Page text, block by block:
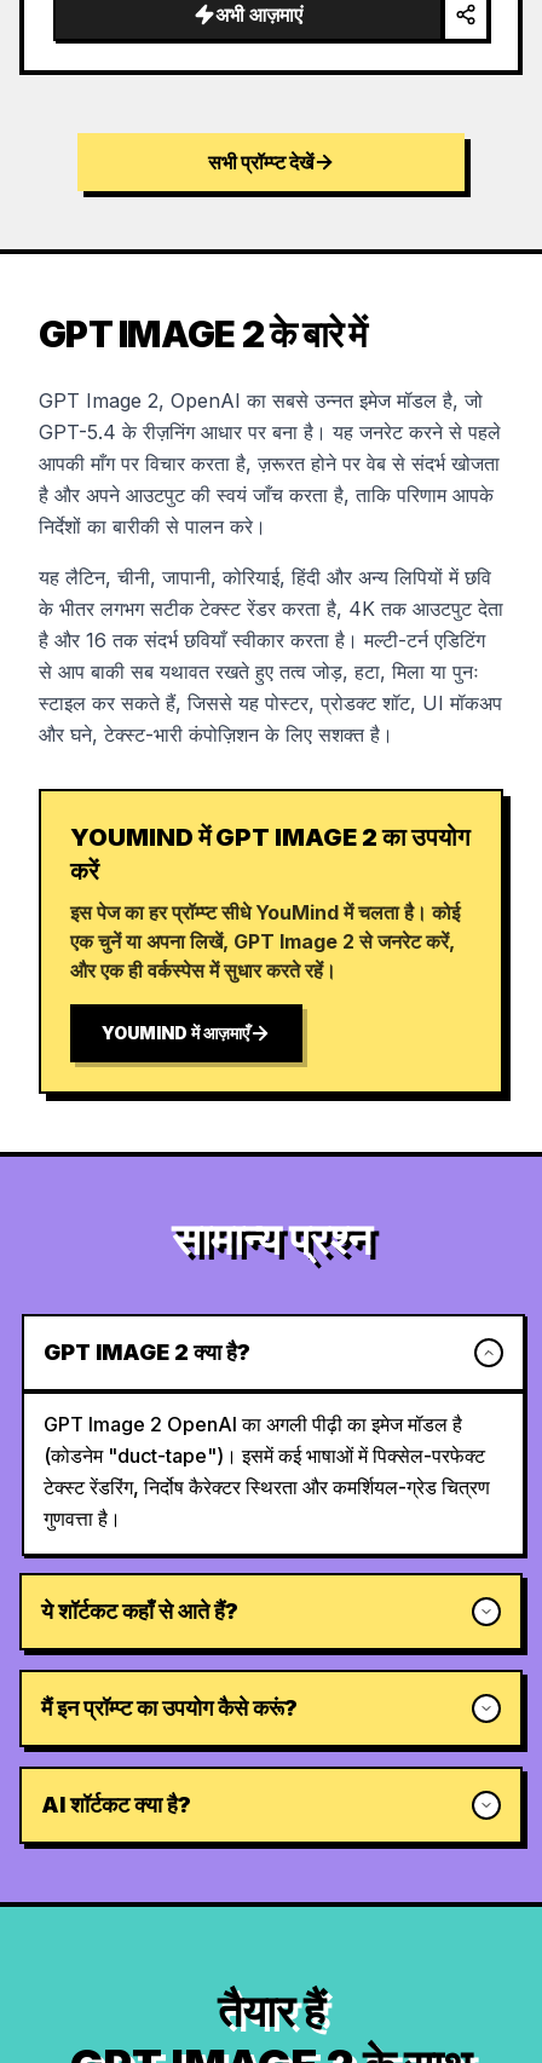
अभी आज़माएं
सभी प्रॉम्प्ट देखें
GPT IMAGE 2 के बारे में
GPT Image 2, OpenAI का सबसे उन्नत इमेज मॉडल है, जो
GPT-5.4 के रीज़निंग आधार पर बना है। यह जनरेट करने से पहले
आपकी माँग पर विचार करता है, ज़रूरत होने पर वेब से संदर्भ खोजता
है और अपने आउटपुट की स्वयं जाँच करता है, ताकि परिणाम आपके
निर्देशों का बारीकी से पालन करे।
यह लैटिन, चीनी, जापानी, कोरियाई, हिंदी और अन्य लिपियों में छवि
के भीतर लगभग सटीक टेक्स्ट रेंडर करता है, 4K तक आउटपुट देता
है और 16 तक संदर्भ छवियाँ स्वीकार करता है। मल्टी-टर्न एडिटिंग
से आप बाकी सब यथावत रखते हुए तत्व जोड़, हटा, मिला या पुनः
स्टाइल कर सकते हैं, जिससे यह पोस्टर, प्रोडक्ट शॉट, UI मॉकअप
और घने, टेक्स्ट-भारी कंपोज़िशन के लिए सशक्त है।
YOUMIND में GPT IMAGE 2 का उपयोग
करें
इस पेज का हर प्रॉम्प्ट सीधे YouMind में चलता है। कोई
एक चुनें या अपना लिखें, GPT Image 2 से जनरेट करें,
और एक ही वर्कस्पेस में सुधार करते रहें।
YOUMIND में आज़माएँ
सामान्य प्रश्न
GPT IMAGE 2 क्या है?
GPT Image 2 OpenAI का अगली पीढ़ी का इमेज मॉडल है
(कोडनेम "duct-tape")। इसमें कई भाषाओं में पिक्सेल-परफेक्ट
टेक्स्ट रेंडरिंग, निर्दोष कैरेक्टर स्थिरता और कमर्शियल-ग्रेड चित्रण
गुणवत्ता है।
ये शॉर्टकट कहाँ से आते हैं?
मैं इन प्रॉम्प्ट का उपयोग कैसे करूं?
AI शॉर्टकट क्या है?
तैयार हैं